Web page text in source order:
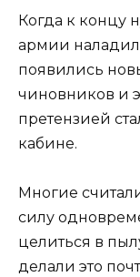
Когда к концу
армии
появились
чиновников и
претензией
кабине.
Многие
силу
целиться в
делали это